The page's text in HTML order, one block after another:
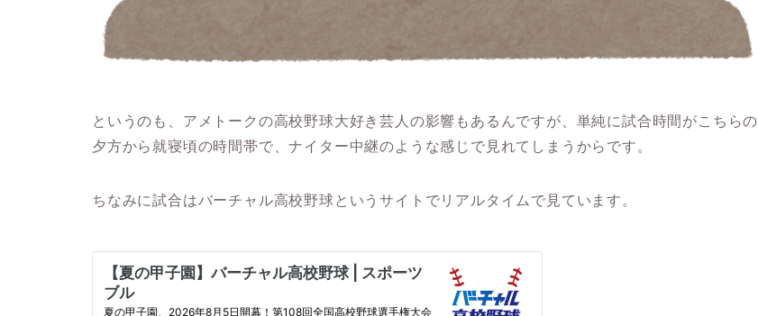
というのも、アメトークの高校野球大好き芸人の影響もあるんですが、単純に試合時間がこちらの
夕方から就寝頃の時間帯で、ナイター中継のような感じで見れてしまうからです。
ちなみに試合はバーチャル高校野球というサイトでリアルタイムで見ています。